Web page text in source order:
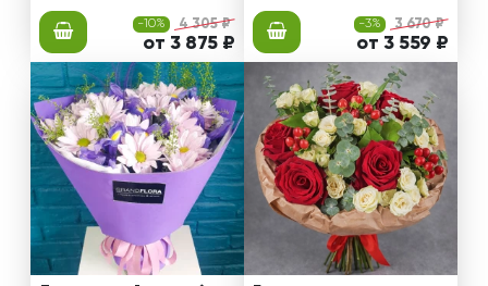
-10% 4 305 ₽
от 3 875 ₽
-3% 3 670 ₽
от 3 559 ₽